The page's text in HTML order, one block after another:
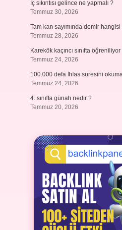
İç sıkıntısı gelince ne yapmalı ?
Temmuz 30, 2026
Tam kan sayımında demir hangisi
Temmuz 28, 2026
Karekök kaçıncı sınıfta öğreniliyor
Temmuz 24, 2026
100.000 defa İhlas suresini
Temmuz 24, 2026
4. sınıfta günah nedir ?
Temmuz 20, 2026